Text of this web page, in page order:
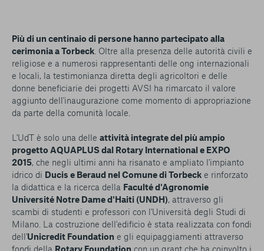
Più di un centinaio di persone hanno partecipato alla
cerimonia a Torbeck . Oltre alla presenza delle autorità civili e
religiose e a numerosi rappresentanti delle ong internazionali
e locali, la testimonianza diretta degli agricoltori e delle
donne beneficiarie dei progetti AVSI ha rimarcato il valore
aggiunto dell'inaugurazione come momento di appropriazione
da parte della comunità locale.
L'UdT è solo una delle attività integrate del più ampio
progetto AQUAPLUS dal Rotary International e EXPO
2015, che negli ultimi anni ha risanato e ampliato l'impianto
idrico di Ducis e Beraud nel Comune di Torbeck e rinforzato
la didattica e la ricerca della Faculté d'Agronomie
Université Notre Dame d'Haiti (UNDH), attraverso gli
scambi di studenti e professori con l'Università degli Studi di
Milano. La costruzione dell'edificio è stata realizzata con fondi
dell'Unicredit Foundation e gli equipaggiamenti attraverso
fondi della Rotary Foundation con un grant che ha coinvolto i